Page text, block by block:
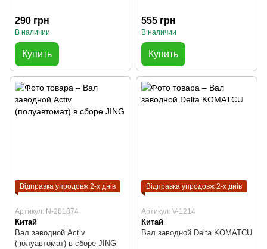
290 грн
В наличии
Купить
555 грн
В наличии
Купить
Відправка упродовж 2-х днів
Артикул: N-281874
Китай
Вал заводной Activ
(полуавтомат) в сборе JING
Відправка упродовж 2-х днів
Артикул: V-1214
Китай
Вал заводной Delta KOMATCU